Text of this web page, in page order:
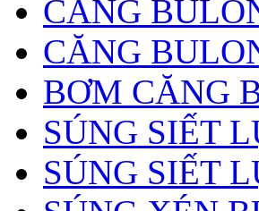
CĂNG
CĂNG
BƠM CĂNG
SÚNG SIẾT
SÚNG SIẾT